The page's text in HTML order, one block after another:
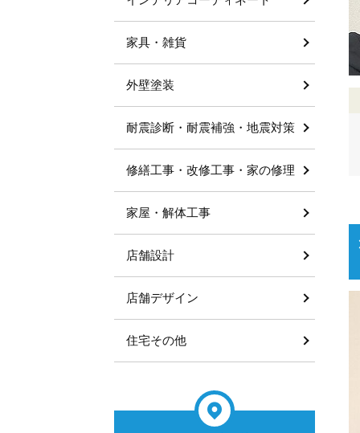
家具・雑貨
外壁塗装
耐震診断・耐震補強・地震対策
修繕工事・改修工事・家の修理
家屋・解体工事
店舗設計
店舗デザイン
住宅その他